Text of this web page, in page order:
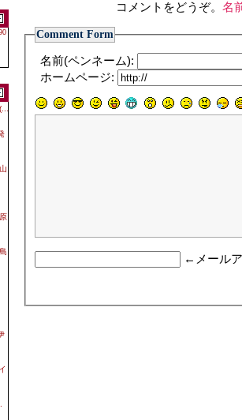
コメントをどうぞ。 名
Comment Form
名前(ペンネーム):
ホームページ:
←メール